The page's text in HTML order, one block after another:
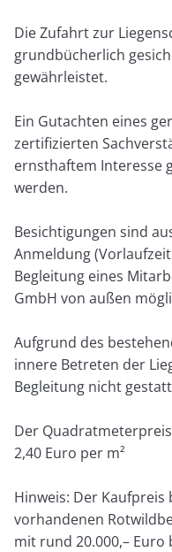
Die Zufahrt zur
grundbücherlich
gewährleistet.
Ein Gutachten eines
zertifizierten
ernsthaftem Interesse
werden.
Besichtigungen sind
Anmeldung
Begleitung eines
GmbH von außen
Aufgrund des
innere Betreten der
Begleitung nicht
Der
2,40 Euro per m²
Hinweis: Der
vorhandenen
mit rund 20.000,–